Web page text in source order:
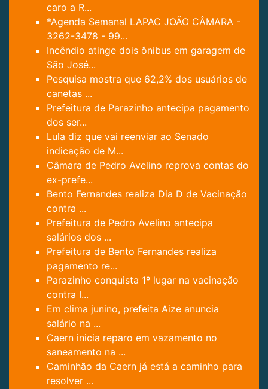
caro a R...
*Agenda Semanal LAPAC JOÃO CÂMARA -
3262-3478 - 99...
Incêndio atinge dois ônibus em garagem de
São José...
Pesquisa mostra que 62,2% dos usuários de
canetas ...
Prefeitura de Parazinho antecipa pagamento
dos ser...
Lula diz que vai reenviar ao Senado
indicação de M...
Câmara de Pedro Avelino reprova contas do
ex-prefe...
Bento Fernandes realiza Dia D de Vacinação
contra ...
Prefeitura de Pedro Avelino antecipa
salários dos ...
Prefeitura de Bento Fernandes realiza
pagamento re...
Parazinho conquista 1º lugar na vacinação
contra I...
Em clima junino, prefeita Aize anuncia
salário na ...
Caern inicia reparo em vazamento no
saneamento na ...
Caminhão da Caern já está a caminho para
resolver ...